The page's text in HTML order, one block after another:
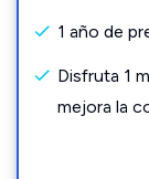
1 año de
Disfruta 1
mejora la